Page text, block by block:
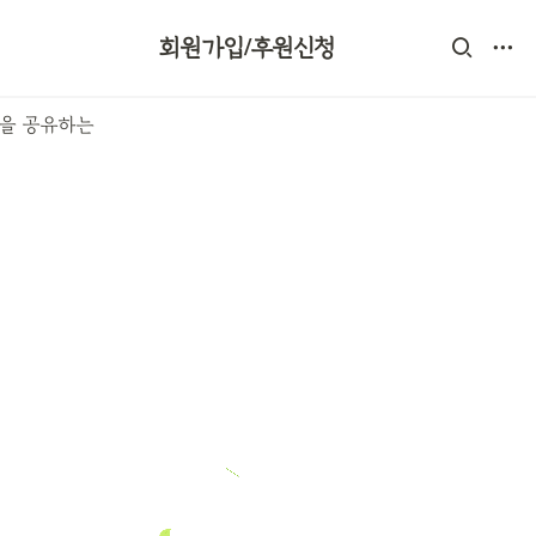
회원가입/후원신청
공유하는